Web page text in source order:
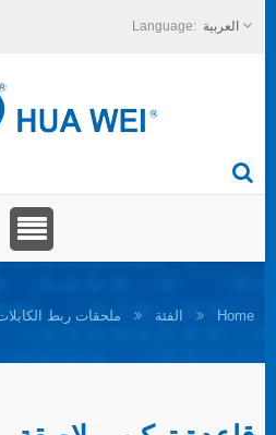
العربية
Home الفئة ملحقات ربط الكابلات